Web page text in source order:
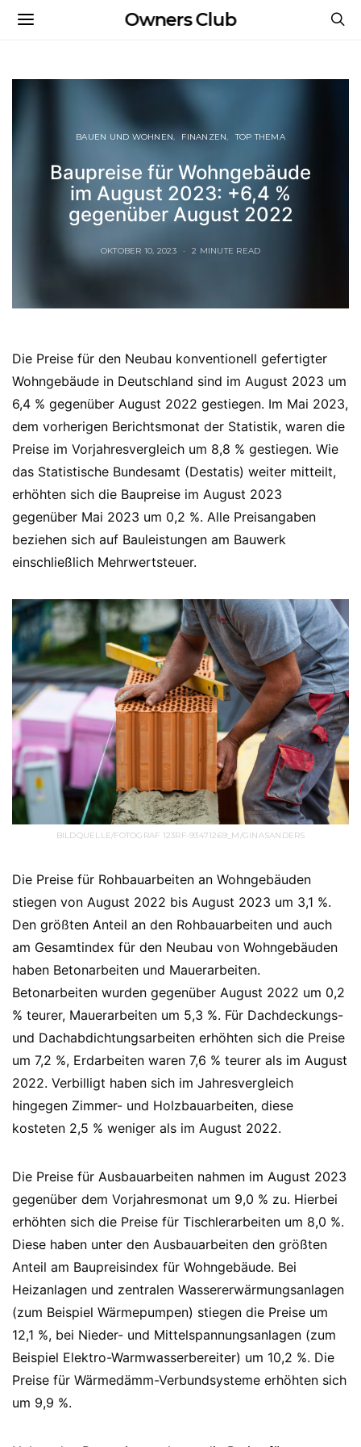
Owners Club
BAUEN UND WOHNEN FINANZEN TOP THEMA
Baupreise für Wohngebäude
im August 2023: +6,4 %
gegenüber August 2022
OKTOBER 10, 2023 2 MINUTE READ
Die Preise für den Neubau konventionell gefertigter
Wohngebäude in Deutschland sind im August 2023 um
6,4 % gegenüber August 2022 gestiegen. Im Mai 2023,
dem vorherigen Berichtsmonat der Statistik, waren die
Preise im Vorjahresvergleich um 8,8 % gestiegen. Wie
das Statistische Bundesamt (Destatis) weiter mitteilt,
erhöhten sich die Baupreise im August 2023
gegenüber Mai 2023 um 0,2 %. Alle Preisangaben
beziehen sich auf Bauleistungen am Bauwerk
einschließlich Mehrwertsteuer.
BILDQUELLE/FOTOGRAF 123RF-93471269_M/GINASANDERS
Die Preise für Rohbauarbeiten an Wohngebäuden
stiegen von August 2022 bis August 2023 um 3,1 %.
Den größten Anteil an den Rohbauarbeiten und auch
am Gesamtindex für den Neubau von Wohngebäuden
haben Betonarbeiten und Mauerarbeiten.
Betonarbeiten wurden gegenüber August 2022 um 0,2
% teurer, Mauerarbeiten um 5,3 %. Für Dachdeckungs-
und Dachabdichtungsarbeiten erhöhten sich die Preise
um 7,2 %, Erdarbeiten waren 7,6 % teurer als im August
2022. Verbilligt haben sich im Jahresvergleich
hingegen Zimmer- und Holzbauarbeiten, diese
kosteten 2,5 % weniger als im August 2022.
Die Preise für Ausbauarbeiten nahmen im August 2023
gegenüber dem Vorjahresmonat um 9,0 % zu. Hierbei
erhöhten sich die Preise für Tischlerarbeiten um 8,0 %.
Diese haben unter den Ausbauarbeiten den größten
Anteil am Baupreisindex für Wohngebäude. Bei
Heizanlagen und zentralen Wassererwärmungsanlagen
(zum Beispiel Wärmepumpen) stiegen die Preise um
12,1 %, bei Nieder- und Mittelspannungsanlagen (zum
Beispiel Elektro-Warmwasserbereiter) um 10,2 %. Die
Preise für Wärmedämm-Verbundsysteme erhöhten sich
um 9,9 %.